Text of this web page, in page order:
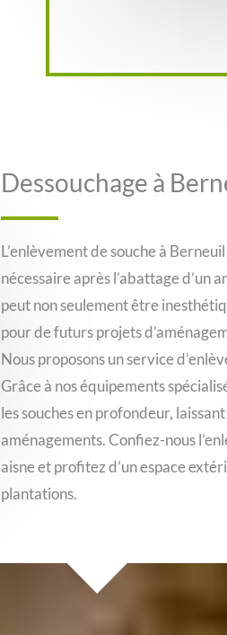
Dessouchage à
L’enlèvement de souche à
nécessaire après l’abattage d’un
peut non seulement être
pour de futurs projets
Nous proposons un service
Grâce à nos équipements
les souches en profondeur,
aménagements. Confiez-nous
aisne et profitez d’un espace
plantations.